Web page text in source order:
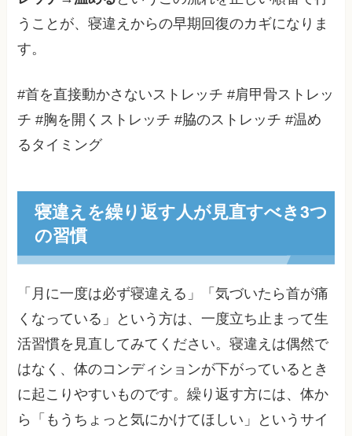
うことが、寝違えからの早期回復のカギになりま
す。
#首を直接動かさないストレッチ #肩甲骨ストレッ
チ #胸を開くストレッチ #脇のストレッチ #温め
るタイミング
寝違えを繰り返す人が見直すべき3つ
の習慣
「月に一度は必ず寝違える」「気づいたら首が痛
くなっている」という方は、一度立ち止まって生
活習慣を見直してみてください。寝違えは偶然で
はなく、体のコンディションが下がっているとき
に起こりやすいものです。繰り返す方には、体か
ら「もうちょっと気にかけてほしい」というサイ